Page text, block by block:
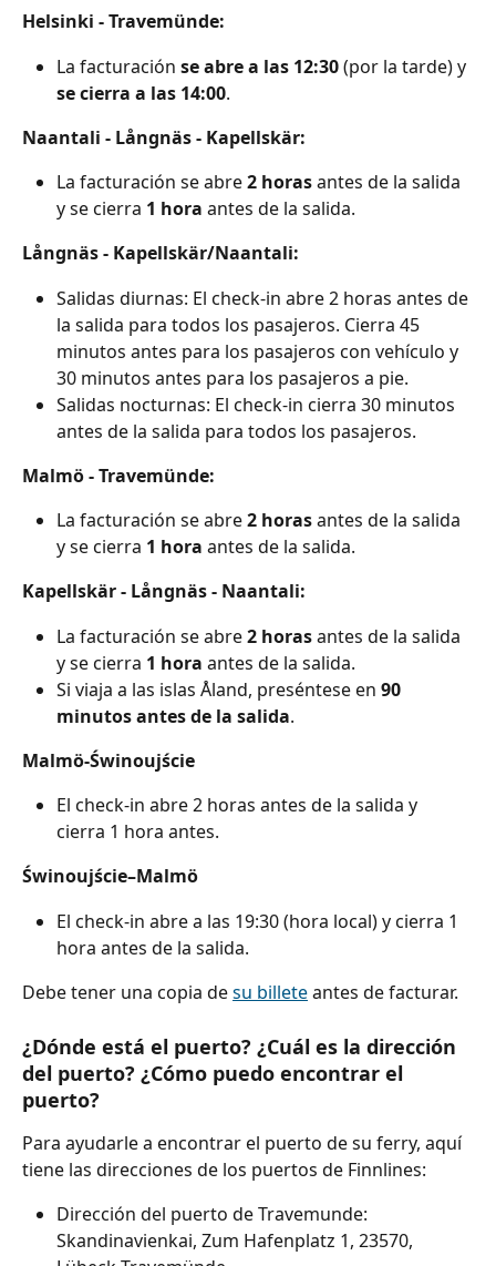
Helsinki - Travemünde:
La facturación se abre a las 12:30 (por la tarde) y
se cierra a las 14:00.
Naantali - Långnäs - Kapellskär:
La facturación se abre 2 horas antes de la salida
y se cierra 1 hora antes de la salida.
Långnäs - Kapellskär/Naantali:
Salidas diurnas: El check-in abre 2 horas antes de
la salida para todos los pasajeros. Cierra 45
minutos antes para los pasajeros con vehículo y
30 minutos antes para los pasajeros a pie.
Salidas nocturnas: El check-in cierra 30 minutos
antes de la salida para todos los pasajeros.
Malmö - Travemünde:
La facturación se abre 2 horas antes de la salida
y se cierra 1 hora antes de la salida.
Kapellskär - Långnäs - Naantali:
La facturación se abre 2 horas antes de la salida
y se cierra 1 hora antes de la salida.
Si viaja a las islas Åland, preséntese en 90
minutos antes de la salida.
Malmö-Świnoujście
El check-in abre 2 horas antes de la salida y
cierra 1 hora antes.
Świnoujście–Malmö
El check-in abre a las 19:30 (hora local) y cierra 1
hora antes de la salida.
Debe tener una copia de su billete antes de facturar.
¿Dónde está el puerto? ¿Cuál es la dirección
del puerto? ¿Cómo puedo encontrar el
puerto?
Para ayudarle a encontrar el puerto de su ferry, aquí
tiene las direcciones de los puertos de Finnlines:
Dirección del puerto de Travemunde:
Skandinavienkai, Zum Hafenplatz 1, 23570,